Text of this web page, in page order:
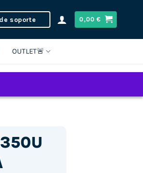
soporte 0,00€
OUTLET🚨